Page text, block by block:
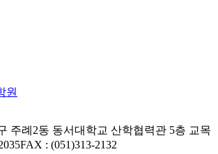
원
주례2동 동서대학교 산학협력관 5층 교목
FAX : (051)313-2132